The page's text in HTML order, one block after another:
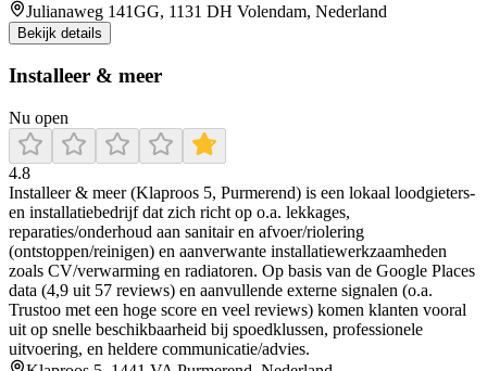
Julianaweg 141GG, 1131 DH Volendam, Nederland
Bekijk details
Installeer & meer
Nu open
4.8
Installeer & meer (Klaproos 5, Purmerend) is een lokaal loodgieters-
en installatiebedrijf dat zich richt op o.a. lekkages,
reparaties/onderhoud aan sanitair en afvoer/riolering
(ontstoppen/reinigen) en aanverwante installatiewerkzaamheden
zoals CV/verwarming en radiatoren. Op basis van de Google Places
data (4,9 uit 57 reviews) en aanvullende externe signalen (o.a.
Trustoo met een hoge score en veel reviews) komen klanten vooral
uit op snelle beschikbaarheid bij spoedklussen, professionele
uitvoering, en heldere communicatie/advies.